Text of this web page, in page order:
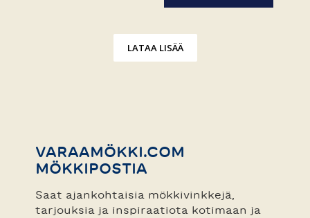
LATAA LISÄÄ
VARAAMÖKKI.COM
MÖKKIPOSTIA
Saat ajankohtaisia mökkivinkkejä,
tarjouksia ja inspiraatiota kotimaan ja